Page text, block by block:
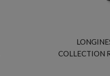
COLLECTION